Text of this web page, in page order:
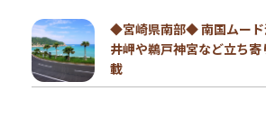
◆宮崎県南部◆ 南国ムード
井岬や鵜戸神宮など立ち
載